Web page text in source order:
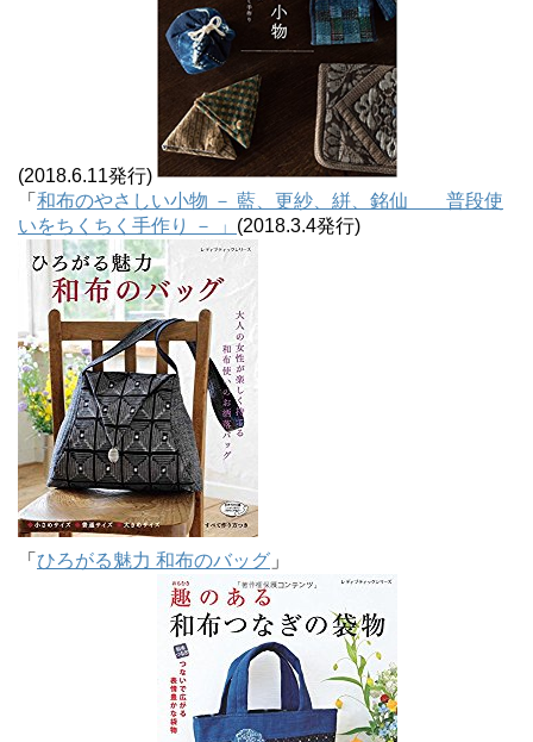
(2018.6.11発行)
「 和布のやさしい小物 － 藍、更紗、絣、銘仙 普段使
いをちくちく手作り － 」 (2018.3.4発行)
「 ひろがる魅力 和布のバッグ 」